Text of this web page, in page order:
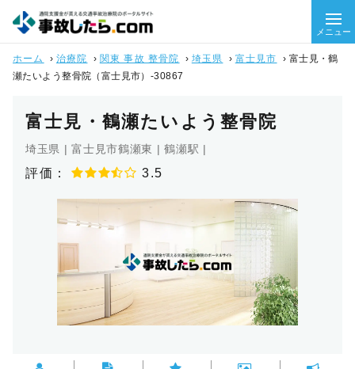
メニュー
ホーム › 治療院 › 関東 事故 整骨院 › 埼玉県 › 富士見市 › 富士見・鶴
瀬たいよう整骨院（富士見市）-30867
富士見・鶴瀬たいよう整骨院
埼玉県 | 富士見市鶴瀬東 | 鶴瀬駅 |
評価： 3.5